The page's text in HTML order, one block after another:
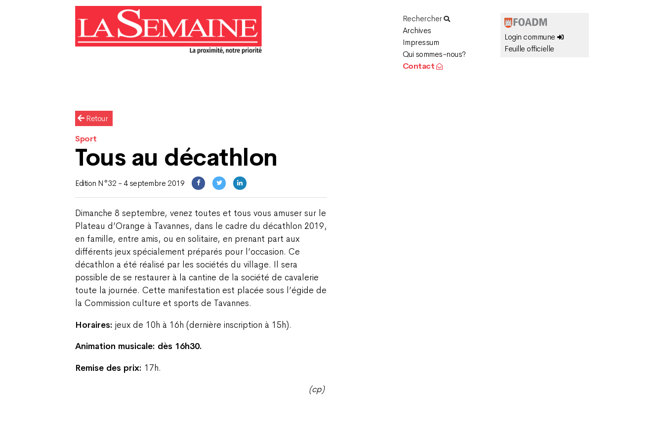
Rechercher
Archives
Impressum
Qui sommes-nous?
Contact
Login commune
Feuille officielle
Retour
Sport
Tous au décathlon
Edition N°32 - 4 septembre 2019
Dimanche 8 septembre, venez toutes et tous vous amuser sur le
Plateau d’Orange à Tavannes, dans le cadre du décathlon 2019,
en famille, entre amis, ou en solitaire, en prenant part aux
différents jeux spécialement préparés pour l’occasion. Ce
décathlon a été réalisé par les sociétés du village. Il sera
possible de se restaurer à la cantine de la société de cavalerie
toute la journée. Cette manifestation est placée sous l’égide de
la Commission culture et sports de Tavannes.
Horaires: jeux de 10h à 16h (dernière inscription à 15h).
Animation musicale: dès 16h30.
Remise des prix: 17h.
(cp)